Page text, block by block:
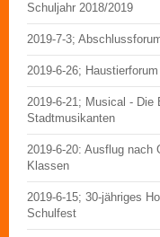
Schuljahr 2018/2019
2019-7-3;
2019-6-26;
2019-6-21; Musical - Die
Stadtmusikanten
2019-6-20: Ausflug nach
Klassen
2019-6-15; 30-jähriges
Schulfest